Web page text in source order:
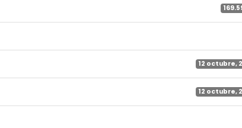
12 octubre,
12 octubre,